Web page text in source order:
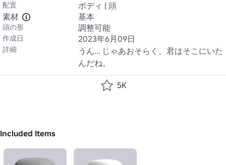
配置
ボディ | 頭
素材
基本
頭の形 調整可能
作成日 2023年6月09日
詳細
うん... じゃあおそらく、君はそこにいた
んだね。
5K
Included Items